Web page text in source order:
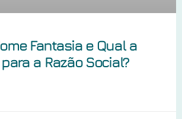
Fantasia e Qual a
a Razão Social?